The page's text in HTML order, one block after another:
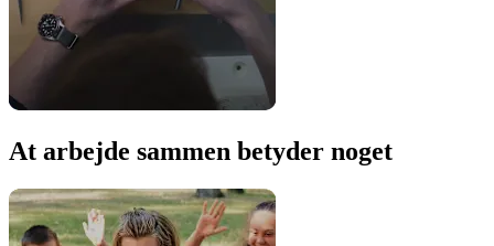
At arbejde sammen betyder noget